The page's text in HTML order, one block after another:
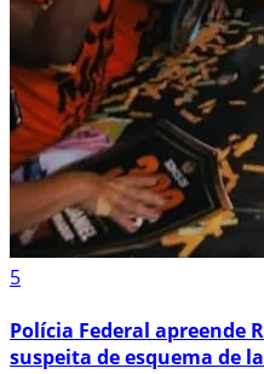
5
Polícia Federal apreende
suspeita de esquema de